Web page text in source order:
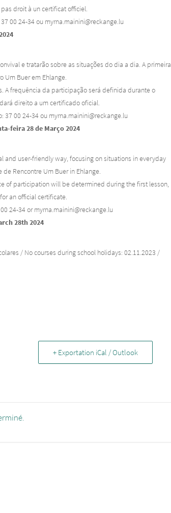
droit à un certificat officiel.
00 24-34 ou myrna.mainini@reckange.lu
e tratarão sobre as situações do dia a dia. A primeira
Um Buer em Ehlange.
A frequência da participação será definida durante o
direito a um certificado oficial.
37 00 24-34 ou myrna.mainini@reckange.lu
feira 28 de Março 2024
and user-friendly way, focusing on situations in everyday
Rencontre Um Buer in Ehlange.
of participation will be determined during the first lesson,
an official certificate.
24-34 or myrna.mainini@reckange.lu
28th 2024
/ No courses during school holidays: 02.11.2023 /
+ Exportation iCal / Outlook